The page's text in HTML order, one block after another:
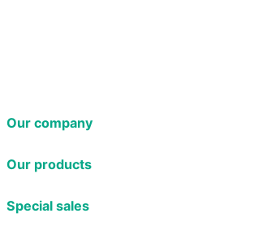
Our company
Our products
Special sales